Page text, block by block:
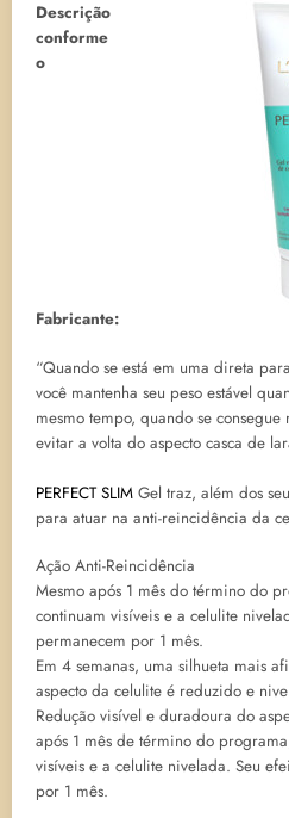
Descrição
conforme
o
Fabricante:
“Quando se está em uma direta
você mantenha seu peso estável
mesmo tempo, quando se
evitar a volta do aspecto casca de
PERFECT SLIM Gel traz, além dos
para atuar na anti-reincidência da
Ação Anti-Reincidência
Mesmo após 1 mês do término do
continuam visíveis e a celulite
permanecem por 1 mês.
Em 4 semanas, uma silhueta mais
aspecto da celulite é reduzido e
Redução visível e duradoura do
após 1 mês de término do
visíveis e a celulite nivelada. Seu
por 1 mês.